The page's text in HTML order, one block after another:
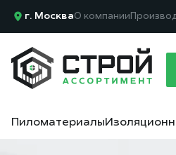
г. МоскваО компании
Пиломатериалы